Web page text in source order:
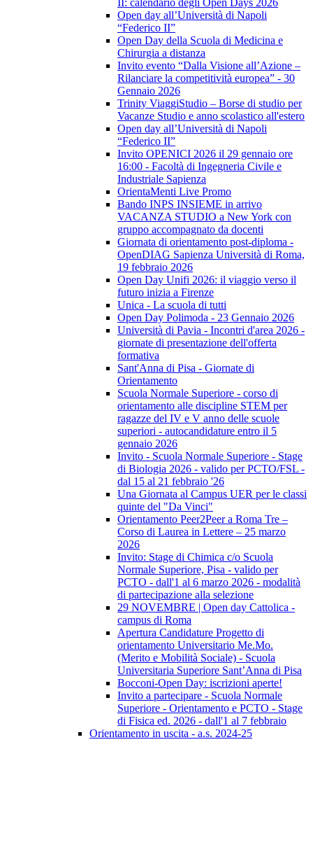
II: calendario degli Open Days 2026
Open day all’Università di Napoli
“Federico II”
Open Day della Scuola di Medicina e
Chirurgia a distanza
Invito evento “Dalla Visione all’Azione –
Rilanciare la competitività europea” - 30
Gennaio 2026
Trinity ViaggiStudio – Borse di studio per
Vacanze Studio e anno scolastico all'estero
Open day all’Università di Napoli
“Federico II”
Invito OPENICI 2026 il 29 gennaio ore
16:00 - Facoltà di Ingegneria Civile e
Industriale Sapienza
OrientaMenti Live Promo
Bando INPS INSIEME in arrivo
VACANZA STUDIO a New York con
gruppo accompagnato da docenti
Giornata di orientamento post-diploma -
OpenDIAG Sapienza Università di Roma,
19 febbraio 2026
Open Day Unifi 2026: il viaggio verso il
futuro inizia a Firenze
Unica - La scuola di tutti
Open Day Polimoda - 23 Gennaio 2026
Università di Pavia - Incontri d'area 2026 -
giornate di presentazione dell'offerta
formativa
Sant'Anna di Pisa - Giornate di
Orientamento
Scuola Normale Superiore - corso di
orientamento alle discipline STEM per
ragazze del IV e V anno delle scuole
superiori - autocandidature entro il 5
gennaio 2026
Invito - Scuola Normale Superiore - Stage
di Biologia 2026 - valido per PCTO/FSL -
dal 15 al 21 febbraio '26
Una Giornata al Campus UER per le classi
quinte del "Da Vinci"
Orientamento Peer2Peer a Roma Tre –
Corso di Laurea in Lettere – 25 marzo
2026
Invito: Stage di Chimica c/o Scuola
Normale Superiore, Pisa - valido per
PCTO - dall'1 al 6 marzo 2026 - modalità
di partecipazione alla selezione
29 NOVEMBRE | Open day Cattolica -
campus di Roma
Apertura Candidature Progetto di
orientamento Universitario Me.Mo.
(Merito e Mobilità Sociale) - Scuola
Universitaria Superiore Sant’Anna di Pisa
Bocconi-Open Day: iscrizioni aperte!
Invito a partecipare - Scuola Normale
Superiore - Orientamento e PCTO - Stage
di Fisica ed. 2026 - dall'1 al 7 febbraio
Orientamento in uscita - a.s. 2024-25